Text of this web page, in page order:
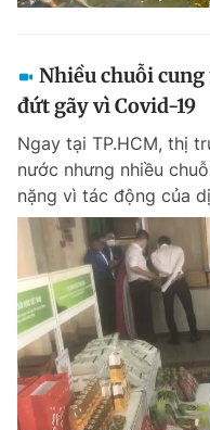
Nhiều chuỗi
đứt gãy vì Covid-19
Ngay tại TP.HCM, thị
nước nhưng nhiều
nặng vì tác động của